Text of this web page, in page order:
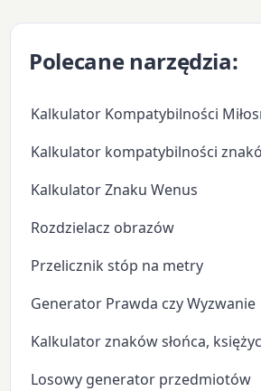
Polecane narzędzia:
Kalkulator Kompatybilności
Kalkulator kompatybilności
Kalkulator Znaku Wenus
Rozdzielacz obrazów
Przelicznik stóp na metry
Generator Prawda czy Wyzwanie
Kalkulator znaków słońca,
Losowy generator przedmiotów